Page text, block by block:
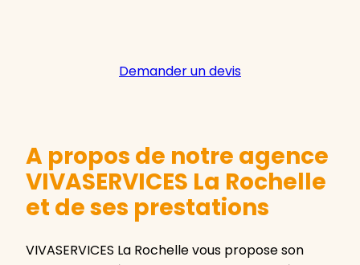
Demander un devis
A propos de notre agence
VIVASERVICES La Rochelle
et de ses prestations
VIVASERVICES La Rochelle vous propose son